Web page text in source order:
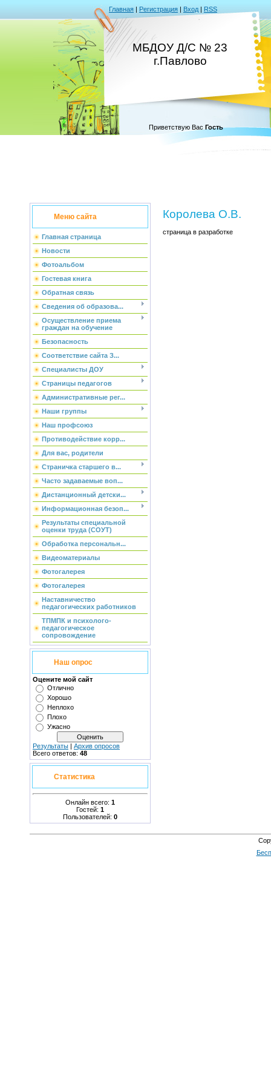
Главная | Регистрация | Вход | RSS
МБДОУ Д/С № 23
г.Павлово
Приветствую Вас Гость
Меню сайта
Главная страница
Новости
Фотоальбом
Гостевая книга
Обратная связь
Сведения об образова...
Осуществление приема
граждан на обучение
Безопасность
Соответствие сайта З...
Специалисты ДОУ
Страницы педагогов
Административные рег...
Наши группы
Наш профсоюз
Противодействие корр...
Для вас, родители
Страничка старшего в...
Часто задаваемые воп...
Дистанционный детски...
Информационная безоп...
Результаты специальной
оценки труда (СОУТ)
Обработка персональн...
Видеоматериалы
Фотогалерея
Фотогалерея
Наставничество
педагогических работников
ТПМПК и психолого-
педагогическое
сопровождение
Наш опрос
Оцените мой сайт
Отлично
Хорошо
Неплохо
Плохо
Ужасно
Результаты | Архив опросов
Всего ответов: 48
Статистика
Онлайн всего: 1
Гостей: 1
Пользователей: 0
Королева О.В.
страница в разработке